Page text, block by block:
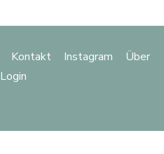
Kontakt Instagram
Über
Login